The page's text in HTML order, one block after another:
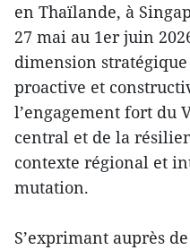
en Thaïlande, à
27 mai au 1er juin
dimension
proactive et
l’engagement fort du
central et de la
contexte régional et
mutation.
S’exprimant auprès